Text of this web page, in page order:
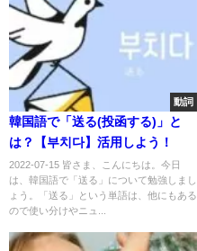
動詞
韓国語で「送る(投函する)」と
は？【부치다】活用しよう！
2022-07-15 皆さま、こんにちは。今日
は、韓国語で「送る」について勉強しまし
ょう。「送る」という単語は、他にもある
ので使い分けやニュ...